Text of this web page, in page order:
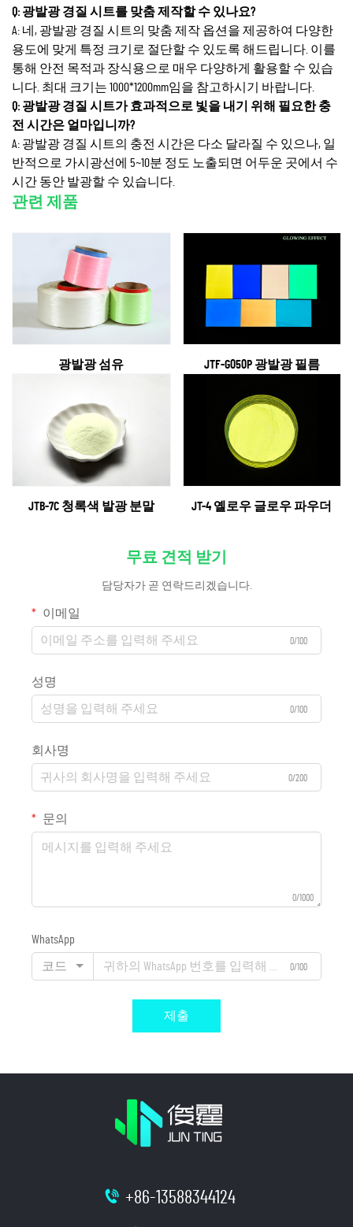
Q: 광발광 경질 시트를 맞춤 제작할 수 있나요?
A: 네, 광발광 경질 시트의 맞춤 제작 옵션을 제공하여 다양한
용도에 맞게 특정 크기로 절단할 수 있도록 해드립니다. 이를
통해 안전 목적과 장식용으로 매우 다양하게 활용할 수 있습
니다. 최대 크기는 1000*1200mm임을 참고하시기 바랍니다.
Q: 광발광 경질 시트가 효과적으로 빛을 내기 위해 필요한 충
전 시간은 얼마입니까?
A: 광발광 경질 시트의 충전 시간은 다소 달라질 수 있으나, 일
반적으로 가시광선에 5~10분 정도 노출되면 어두운 곳에서 수
시간 동안 발광할 수 있습니다.
관련 제품
광발광 섬유 JTF-G050P 광발광 필름
JTB-7C 청록색 발광 분말 JT-4 옐로우 글로우 파우더
무료 견적 받기
담당자가 곧 연락드리겠습니다.
이메일
0/100
성명
0/100
회사명
0/200
문의
0/1000
WhatsApp
코드 0/100
제출
+86-13588344124